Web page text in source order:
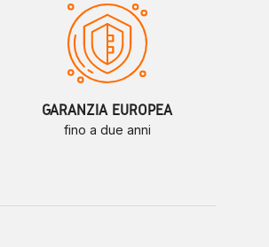
GARANZIA EUROPEA
fino a due anni